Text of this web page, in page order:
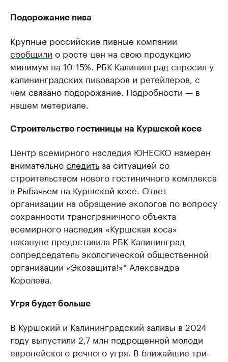
Подорожание пива
Крупные российские пивные компании
сообщили о росте цен на свою продукцию
минимум на 10-15%. РБК Калининград спросил у
калининградских пивоваров и ретейлеров, с
чем связано подорожание. Подробности — в
нашем метериале.
Строительство гостиницы на Куршской косе
Центр всемирного наследия ЮНЕСКО намерен
внимательноследитьза ситуацией со
строительством нового гостиничного комплекса
в Рыбачьем на Куршской косе. Ответ
организации на обращение экологов по вопросу
сохранности трансграничного объекта
всемирного наследия «Куршская коса»
накануне предоставила РБК Калининград
сопредседатель экологической общественной
организации «Экозащита!»* Александра
Королева.
Угря будет больше
В Куршский и Калининградский заливы в 2024
году выпустили 2,7 млн подрощенной молоди
европейского речного угря. В ближайшие три-